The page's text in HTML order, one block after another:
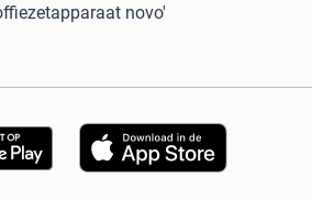
novo'